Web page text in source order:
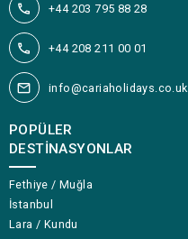
+44 203 795 88 28
+44 208 211 00 01
info@cariaholidays.co.uk
POPÜLER
DESTINASYONLAR
Fethiye / Muğla
İstanbul
Lara / Kundu